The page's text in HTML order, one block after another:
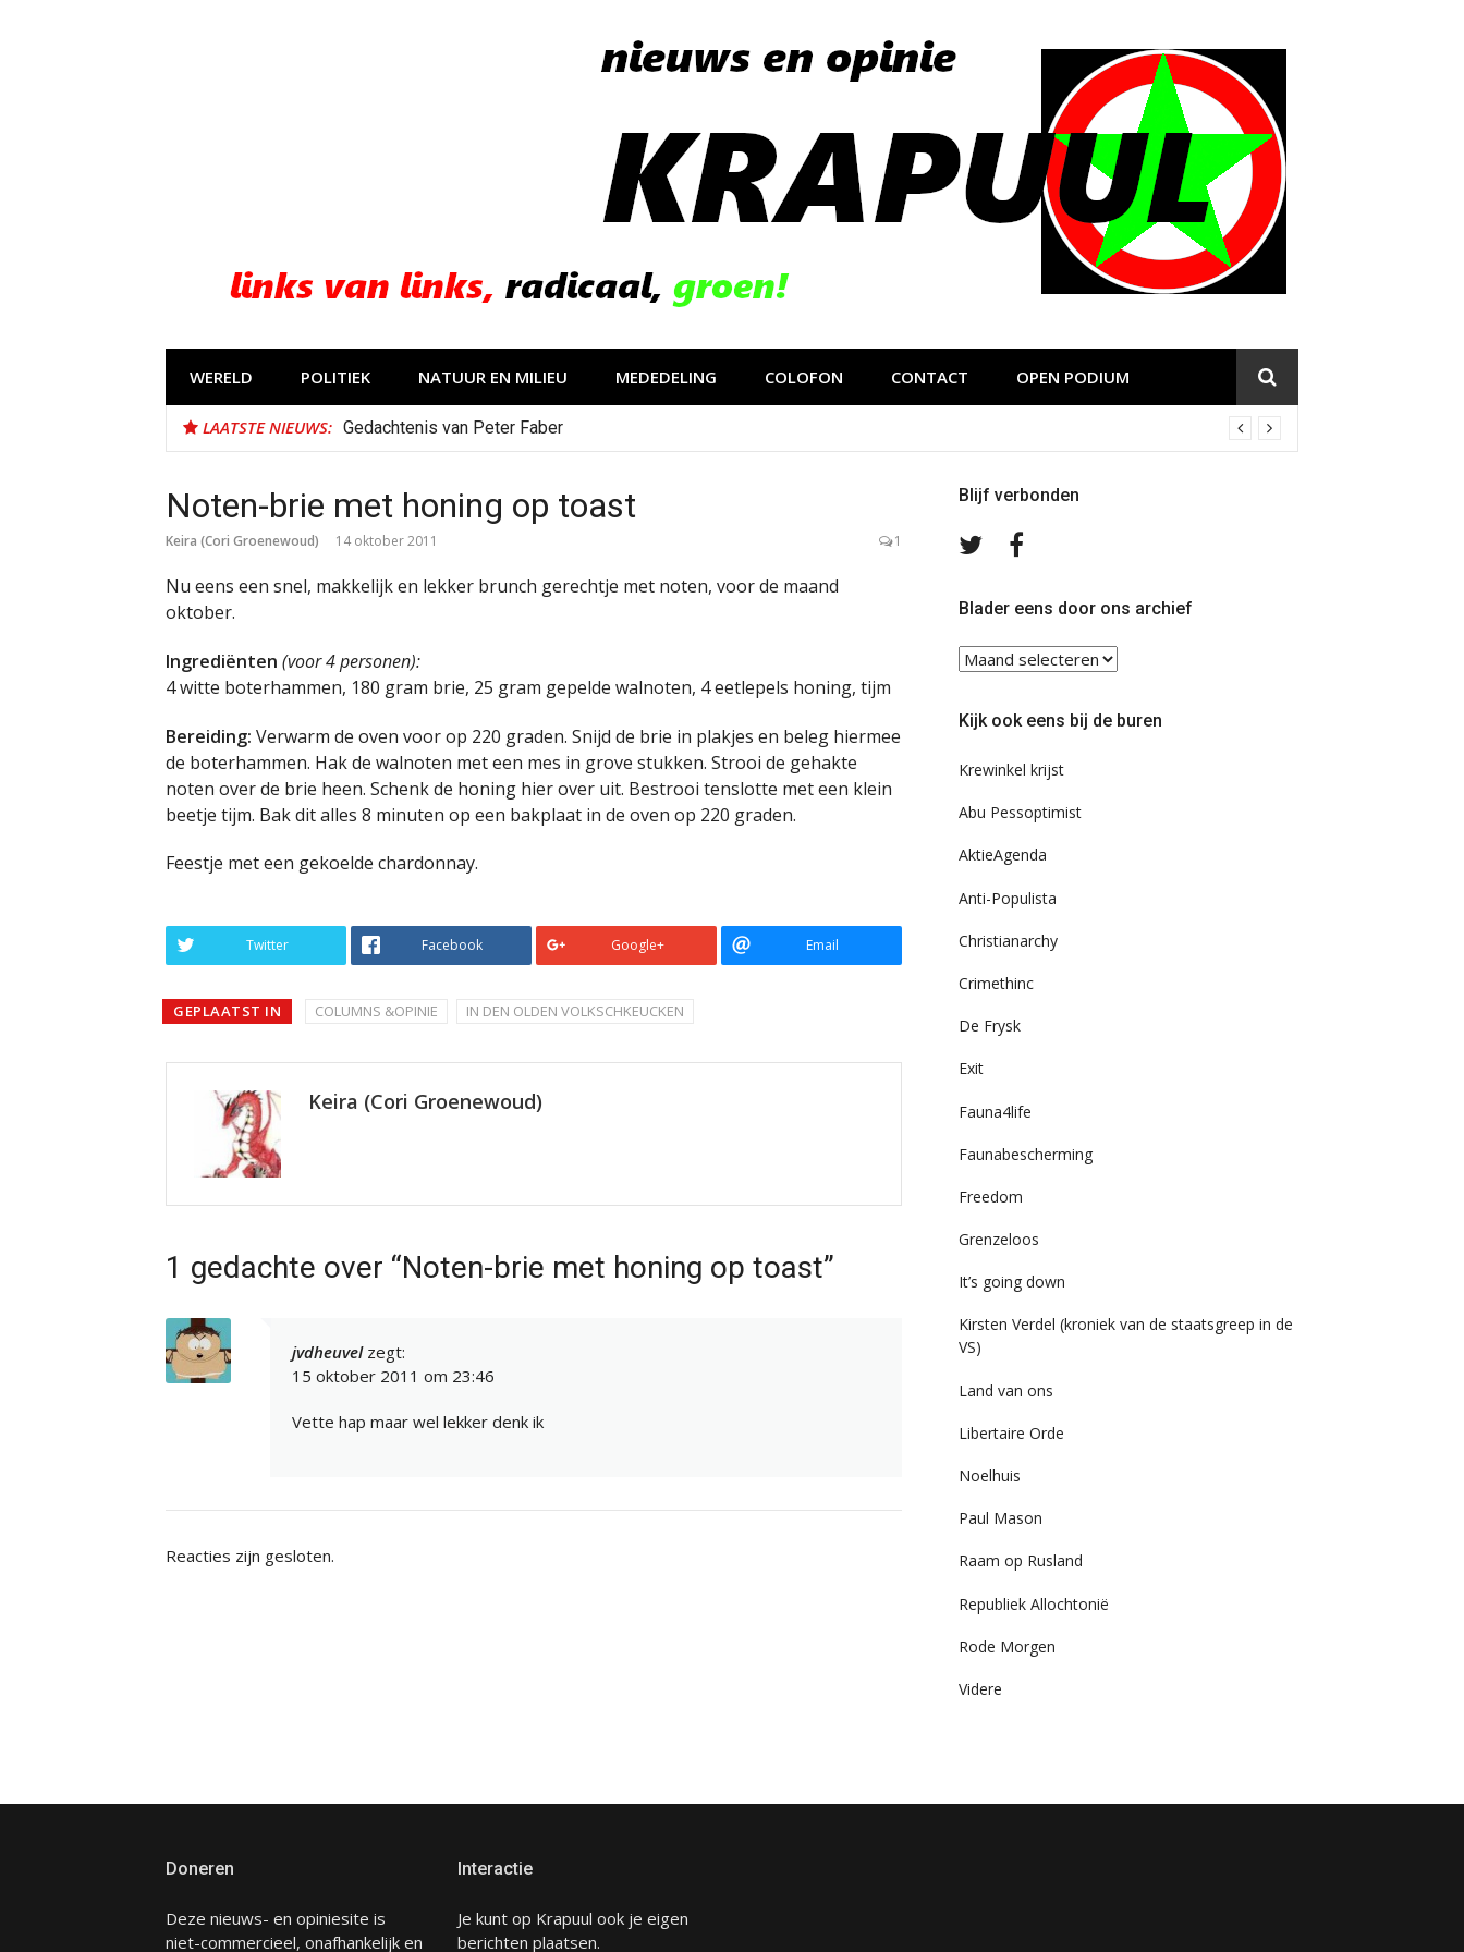
WERELD POLITIEK NATUUR EN MILIEU MEDEDELING COLOFON CONTACT OPEN PODIUM
LAATSTE NIEUWS: Gedachtenis van Peter Faber
Noten-brie met honing op toast
Keira (Cori Groenewoud) 14 oktober 2011 1
Nu eens een snel, makkelijk en lekker brunch gerechtje met noten, voor de maand
oktober.
Ingrediënten (voor 4 personen):
4 witte boterhammen, 180 gram brie, 25 gram gepelde walnoten, 4 eetlepels honing, tijm
Bereiding: Verwarm de oven voor op 220 graden. Snijd de brie in plakjes en beleg hiermee
de boterhammen. Hak de walnoten met een mes in grove stukken. Strooi de gehakte
noten over de brie heen. Schenk de honing hier over uit. Bestrooi tenslotte met een klein
beetje tijm. Bak dit alles 8 minuten op een bakplaat in de oven op 220 graden.
Feestje met een gekoelde chardonnay.
Twitter Facebook Google+ Email
GEPLAATST IN COLUMNS &OPINIE IN DEN OLDEN VOLKSCHKEUCKEN
Keira (Cori Groenewoud)
1 gedachte over “Noten-brie met honing op toast”
jvdheuvel zegt:
15 oktober 2011 om 23:46
Vette hap maar wel lekker denk ik
Reacties zijn gesloten.
Blijf verbonden
Volg
TwitterFacebook
Blader eens door ons archief
Blader
eens
ons
Kijk ook eens bij de buren
Krewinkel krijst
Abu Pessoptimist
AktieAgenda
Anti-Populista
Christianarchy
Crimethinc
De Frysk
Exit
Fauna4life
Faunabescherming
Freedom
Grenzeloos
It’s going down
Kirsten Verdel (kroniek van de staatsgreep in de
VS)
Land van ons
Libertaire Orde
Noelhuis
Paul Mason
Raam op Rusland
Republiek Allochtonië
Rode Morgen
Videre
Doneren
Deze nieuws- en opiniesite is
niet-commercieel, onafhankelijk en
Interactie
Je kunt op Krapuul ook je eigen
berichten plaatsen.